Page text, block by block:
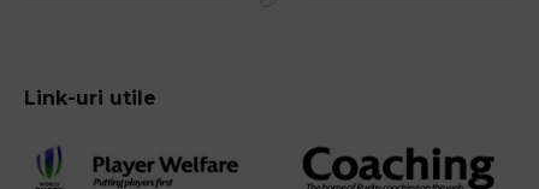
Link-uri utile